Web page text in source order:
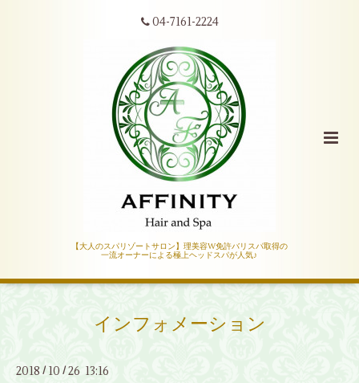
04-7161-2224
【大人のスパリゾートサロン】理美容W免許バリスパ取得の
一流オーナーによる極上ヘッドスパが人気♪
インフォメーション
2018 / 10 /26 13:16